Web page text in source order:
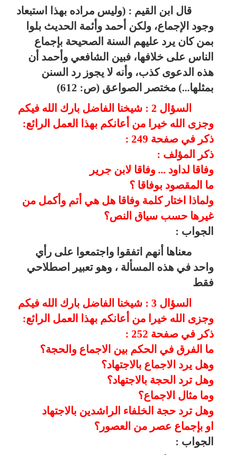
قال ابن القيم : (وليس مراده بهذا استبعاد
وجود الإجماع، ولكن أحمد وأئمة الحديث بلوا
بمن كان يرد عليهم السنة الصحيحة بإجماع
الناس على خلافها، فبين الشافعي وأحمد أن
هذه الدعوى كذب، وأنه لا يجوز رد السنن
بمثلها...) مختصر الصواعق (ص: 612)
السؤال 2 : شيخنا الفاضل بارك الله فيكم
وجزى الله خيرا من أعانكم بهذا العمل الرائع:
ذكر في صفحة 249 :
ذكر المؤلف :
وفاقا لداود ... وفاقا لابن جرير
ما المقصود بوفاقا ؟
ولماذا اختار كلمة وفاقا هل هي أتم وأكمل من
غيرها حسب سياق النص؟
الجواب :
معناها أنهم اتفقوا واجتمعوا على رأي
واحد في هذه المسألة ، وهو تعبير اصطلاحي
فقط
السؤال 3 : شيخنا الفاضل بارك الله فيكم
وجزى الله خيرا من أعانكم بهذا العمل الرائع:
ذكر في صفحة 252 :
ما الفرق في الحكم بين الاجماع والحجة؟
وهل يرد الاجماع بالاجتهاد؟
وهل ترد الحجة بالاجتهاد؟
وما مثال الاجماع؟
وهل ترد حجة الخلفاء الراشدين بالاجتهاد
او بإجماع عصر من العصور؟
الجواب :